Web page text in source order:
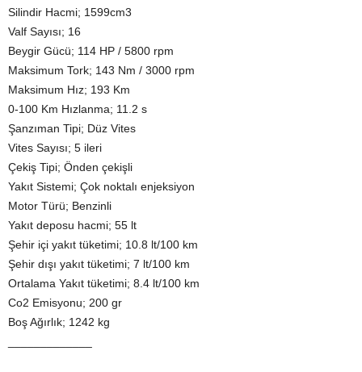
Silindir Hacmi; 1599cm3
Valf Sayısı; 16
Beygir Gücü; 114 HP / 5800 rpm
Maksimum Tork; 143 Nm / 3000 rpm
Maksimum Hız; 193 Km
0-100 Km Hızlanma; 11.2 s
Şanzıman Tipi; Düz Vites
Vites Sayısı; 5 ileri
Çekiş Tipi; Önden çekişli
Yakıt Sistemi; Çok noktalı enjeksiyon
Motor Türü; Benzinli
Yakıt deposu hacmi; 55 lt
Şehir içi yakıt tüketimi; 10.8 lt/100 km
Şehir dışı yakıt tüketimi; 7 lt/100 km
Ortalama Yakıt tüketimi; 8.4 lt/100 km
Co2 Emisyonu; 200 gr
Boş Ağırlık; 1242 kg